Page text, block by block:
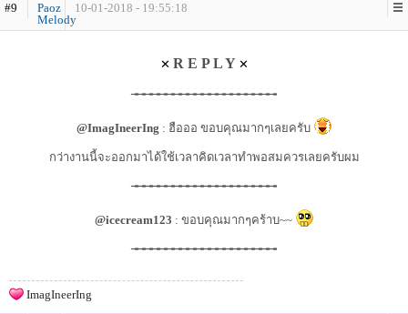
#9
Paoz
Melody
10-01-2018 - 19:55:18
✕ R E P L Y ✕
╼╼╼╼╼╼╼╼╼╼╼╼╼╼╼╼╼╼╼╼
@ImagIneerIng : ฮือออ ขอบคุณมากๆเลยครับ
กว่างานนี้จะออกมาได้ใช้เวลาคิดเวลาทำพอสมควรเลยครับผม
╼╼╼╼╼╼╼╼╼╼╼╼╼╼╼╼╼╼╼╼
@icecream123 : ขอบคุณมากๆคร้าบ~~
╼╼╼╼╼╼╼╼╼╼╼╼╼╼╼╼╼╼╼╼
ImagIneerIng